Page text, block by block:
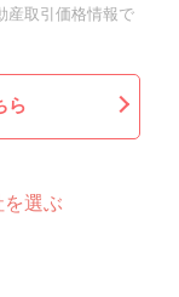
産取引価格情報で
ら
選ぶ